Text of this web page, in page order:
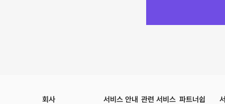
회사 서비스 안내 관련 서비스 파트너쉽